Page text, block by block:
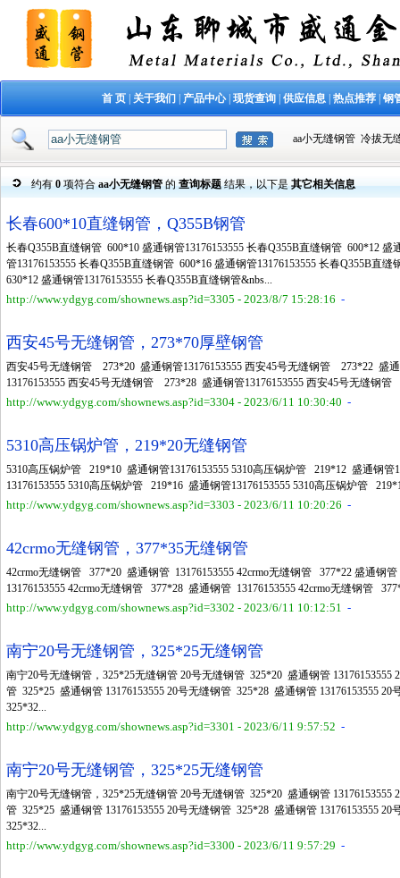
首 页| 关于我们 产品中心| 现货查询 供应信息 热点推荐| 钢
aa小无缝钢管 冷拔无
约有0项符合aa小无缝钢管的查询标题结果，以下是其它相关信息
长春600*10直缝钢管，Q355B钢管
长春Q355B直缝钢管 600*10 盛通钢管13176153555 长春Q355B直缝钢管 600*12
管13176153555 长春Q355B直缝钢管 600*16 盛通钢管13176153555 长春Q355B直
630*12 盛通钢管13176153555 长春Q355B直缝钢管&nbs...
http://www.ydgyg.com/shownews.asp?id=3305 - 2023/8/7 15:28:16 -
西安45号无缝钢管，273*70厚壁钢管
西安45号无缝钢管 273*20 盛通钢管13176153555 西安45号无缝钢管 273*22 盛
13176153555 西安45号无缝钢管 273*28 盛通钢管13176153555 西安45号无缝钢
http://www.ydgyg.com/shownews.asp?id=3304 - 2023/6/11 10:30:40 -
5310高压锅炉管，219*20无缝钢管
5310高压锅炉管 219*10 盛通钢管13176153555 5310高压锅炉管 219*12 盛通钢管
13176153555 5310高压锅炉管 219*16 盛通钢管13176153555 5310高压锅炉管
http://www.ydgyg.com/shownews.asp?id=3303 - 2023/6/11 10:20:26 -
42crmo无缝钢管，377*35无缝钢管
42crmo无缝钢管 377*20 盛通钢管 13176153555 42crmo无缝钢管 377*22 盛通钢
13176153555 42crmo无缝钢管 377*28 盛通钢管 13176153555 42crmo无缝钢管
http://www.ydgyg.com/shownews.asp?id=3302 - 2023/6/11 10:12:51 -
南宁20号无缝钢管，325*25无缝钢管
南宁20号无缝钢管，325*25无缝钢管 20号无缝钢管 325*20 盛通钢管 13176153555
管 325*25 盛通钢管 13176153555 20号无缝钢管 325*28 盛通钢管 13176153555
325*32...
http://www.ydgyg.com/shownews.asp?id=3301 - 2023/6/11 9:57:52 -
南宁20号无缝钢管，325*25无缝钢管
南宁20号无缝钢管，325*25无缝钢管 20号无缝钢管 325*20 盛通钢管 13176153555
管 325*25 盛通钢管 13176153555 20号无缝钢管 325*28 盛通钢管 13176153555
325*32...
http://www.ydgyg.com/shownews.asp?id=3300 - 2023/6/11 9:57:29 -